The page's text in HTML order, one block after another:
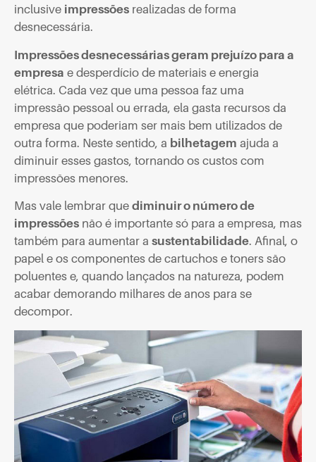
inclusive impressões realizadas de forma
desnecessária.
Impressões desnecessárias geram prejuízo para a
empresa e desperdício de materiais e energia
elétrica. Cada vez que uma pessoa faz uma
impressão pessoal ou errada, ela gasta recursos da
empresa que poderiam ser mais bem utilizados de
outra forma. Neste sentido, a bilhetagem ajuda a
diminuir esses gastos, tornando os custos com
impressões menores.
Mas vale lembrar que diminuir o número de
impressões não é importante só para a empresa, mas
também para aumentar a sustentabilidade. Afinal, o
papel e os componentes de cartuchos e toners são
poluentes e, quando lançados na natureza, podem
acabar demorando milhares de anos para se
decompor.